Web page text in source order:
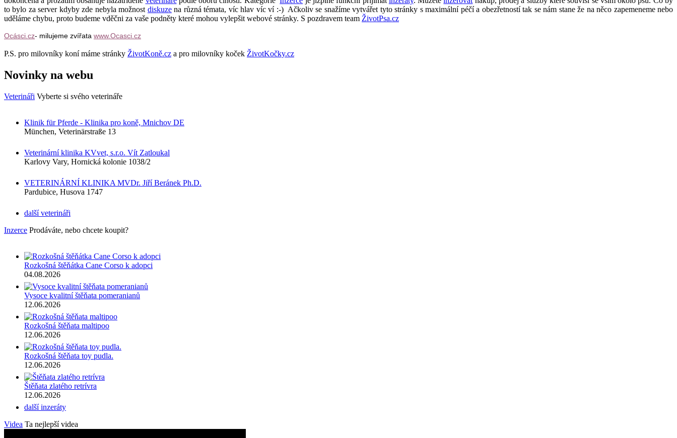
to bylo za server kdyby zde nebyla možnost diskuzena různá témata, víc hlav víc ví :-) Ačkoliv se snažíme vytvářet tyto stránky s maximální péčí a obezřetností tak se nám stane že na něco zapemeneme nebo
uděláme chybu, proto budeme vděčni za vaše podněty které mohou vylepšit webové stránky. S pozdravem team ŽivotPsa.cz
Ocásci.cz- milujeme zvířata www.Ocasci.cz
P.S. pro milovníky koní máme stránky ŽivotKoně.cz a pro milovníky koček ŽivotKočky.cz
Novinky na webu
Veterináři Vyberte si svého veterináře
Klinik für Pferde - Klinika pro koně, Mnichov DE
München, Veterinärstraße 13
Veterinární klinika KVvet, s.r.o. Vít Zatloukal
Karlovy Vary, Hornická kolonie 1038/2
VETERINÁRNÍ KLINIKA MVDr. Jiří Beránek Ph.D.
Pardubice, Husova 1747
další veterináři
Inzerce Prodáváte, nebo chcete koupit?
Rozkošná štěňátka Cane Corso k adopci
04.08.2026
Vysoce kvalitní štěňata pomeranianů
12.06.2026
Rozkošná štěňata maltipoo
12.06.2026
Rozkošná štěňata toy pudla.
12.06.2026
Štěňata zlatého retrívra
12.06.2026
další inzeráty
Videa Ta nejlepší videa